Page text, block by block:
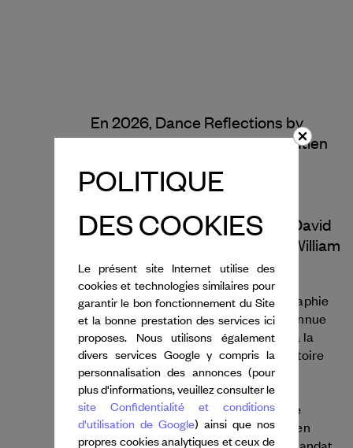
En 2026, Dance Reflections by
Van Cleef & Arpelsapporte son soutien
création de
Avant la tempête
Lucinda Childs,The Grey Area
de David
de William
Forsythe.
William Forsythe se consacre à la chorégraphie
depuis plus de 50 ans. Son œuvre est reconnue
pour avoir donné une nouvelle dimension à la
pratique du ballet, en délaissant son répertoire
classique pour en faire une forme d'art
dynamique du XXIe siècle. Forsythe a été
danseur au Joffrey Ballet, puis au Ballet de
Stuttgart, où il a été nommé chorégraphe en
résidence en 1976. En 1984, il entame un mandat
POLITIQUE
DES COOKIES
Le présent site Internet utilise des
cookies et technologies similaires pour
garantir le bon fonctionnement du Site
et la bonne prestation des services ici
proposes. Nous utilisons également
divers services Google y compris la
personnalisation des annonces (pour
plus d'informations, veuillez consulter le
site Confidentialité et conditions
d'utilisation de Google) ainsi que nos
propres cookies analytiques et ceux de